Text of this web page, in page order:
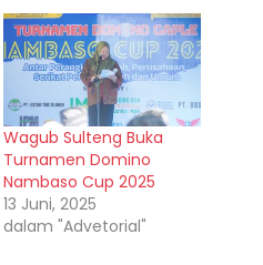
Wagub Sulteng Buka
Turnamen Domino
Nambaso Cup 2025
13 Juni, 2025
dalam "Advetorial"